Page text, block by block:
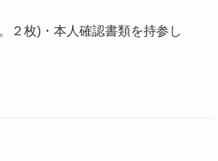
２枚)・本人確認書類を持参し